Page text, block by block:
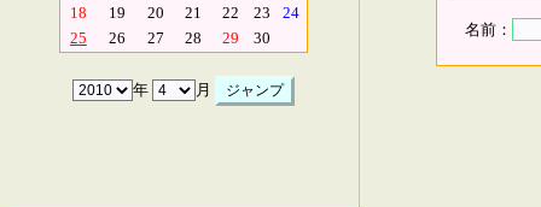
18
19 20 21 22 23
24
25
26 27 28 29 30
年 月
名前：